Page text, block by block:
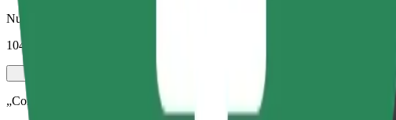
Numatoma kaina
104,80 RON
„Comfort Electric“